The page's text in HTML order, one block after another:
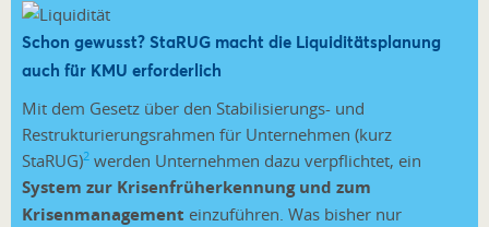
Schon gewusst? StaRUG macht die Liquiditätsplanung
auch für KMU erforderlich
Mit dem Gesetz über den Stabilisierungs- und
Restrukturierungsrahmen für Unternehmen (kurz
StaRUG)2 werden Unternehmen dazu verpflichtet, ein
System zur Krisenfrüherkennung und zum
Krisenmanagement einzuführen. Was bisher nur